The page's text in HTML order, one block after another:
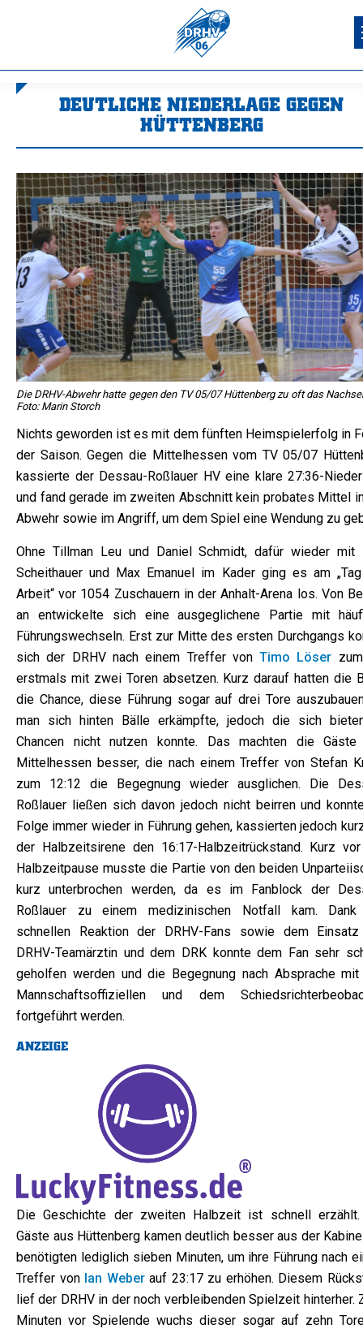
DEUTLICHE NIEDERLAGE GEGEN
HÜTTENBERG
Die DRHV-Abwehr hatte gegen den TV 05/07 Hüttenberg zu oft das
Foto: Marin Storch
Nichts geworden ist es mit dem fünften Heimspielerfolg in
der Saison. Gegen die Mittelhessen vom TV 05/07
kassierte der Dessau-Roßlauer HV eine klare 27:36-
und fand gerade im zweiten Abschnitt kein probates Mittel
Abwehr sowie im Angriff, um dem Spiel eine Wendung zu
Ohne Tillman Leu und Daniel Schmidt, dafür wieder mit
Scheithauer und Max Emanuel im Kader ging es am
Arbeit“ vor 1054 Zuschauern in der Anhalt-Arena los. Von
an entwickelte sich eine ausgeglichene Partie mit
Führungswechseln. Erst zur Mitte des ersten Durchgangs
sich der DRHV nach einem Treffer vonTimo Löser
erstmals mit zwei Toren absetzen. Kurz darauf hatten die
die Chance, diese Führung sogar auf drei Tore
man sich hinten Bälle erkämpfte, jedoch die sich
Chancen nicht nutzen konnte. Das machten die Gäste
Mittelhessen besser, die nach einem Treffer von Stefan
zum 12:12 die Begegnung wieder ausglichen. Die
Roßlauer ließen sich davon jedoch nicht beirren und
Folge immer wieder in Führung gehen, kassierten jedoch
der Halbzeitsirene den 16:17-Halbzeitrückstand. Kurz
Halbzeitpause musste die Partie von den beiden
kurz unterbrochen werden, da es im Fanblock der
Roßlauer zu einem medizinischen Notfall kam.
schnellen Reaktion der DRHV-Fans sowie dem
DRHV-Teamärztin und dem DRK konnte dem Fan sehr
geholfen werden und die Begegnung nach Absprache
Mannschaftsoffiziellen und dem
fortgeführt werden.
ANZEIGE
Die Geschichte der zweiten Halbzeit ist schnell
Gäste aus Hüttenberg kamen deutlich besser aus der
benötigten lediglich sieben Minuten, um ihre Führung nach
Treffer von Ian Weberauf 23:17 zu erhöhen. Diesem
lief der DRHV in der noch verbleibenden Spielzeit hinterher.
Minuten vor Spielende wuchs dieser sogar auf zehn